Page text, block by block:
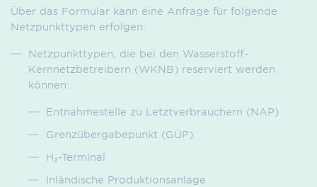
Über das Formular kann eine Anfrage für folgende
Netzpunkttypen erfolgen:
Netzpunkttypen, die bei den Wasserstoff-
Kernnetzbetreibern (WKNB) reserviert werden
können:
Entnahmestelle zu Letztverbrauchern (NAP)
Grenzübergabepunkt (GÜP)
H₂-Terminal
Inländische Produktionsanlage